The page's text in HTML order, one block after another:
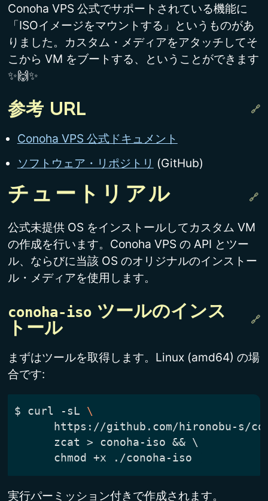
Conoha VPS 公式でサポートされている機能に
「ISOイメージをマウントする」というものがあ
りました。カスタム・メディアをアタッチしてそ
こから VM をブートする、ということができます
✨🙌✨
参考 URL
Conoha VPS 公式ドキュメント
ソフトウェア・リポジトリ (GitHub)
チュートリアル
公式未提供 OS をインストールしてカスタム VM
の作成を行います。Conoha VPS の API とツー
ル、ならびに当該 OS のオリジナルのインストー
ル・メディアを使用します。
conoha-iso ツールのインス
トール
まずはツールを取得します。Linux (amd64) の場
合です:
$ curl -sL
実行パーミッション付きで作成されます。